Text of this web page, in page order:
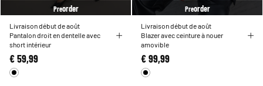
Preorder
Livraison début de août
Pantalon droit en dentelle avec
short intérieur
€ 59,99
Preorder
Livraison début de août
Blazer avec ceinture à nouer
amovible
€ 99,99